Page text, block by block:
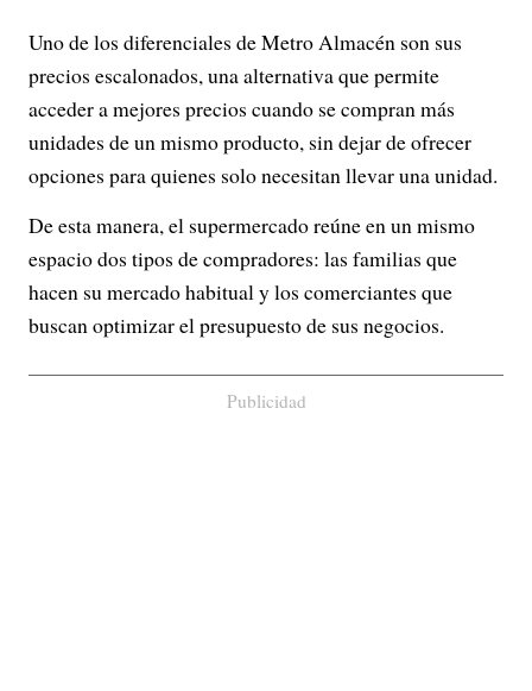
Uno de los diferenciales de Metro Almacén son sus
precios escalonados, una alternativa que permite
acceder a mejores precios cuando se compran más
unidades de un mismo producto, sin dejar de ofrecer
opciones para quienes solo necesitan llevar una unidad.
De esta manera, el supermercado reúne en un mismo
espacio dos tipos de compradores: las familias que
hacen su mercado habitual y los comerciantes que
buscan optimizar el presupuesto de sus negocios.
Publicidad